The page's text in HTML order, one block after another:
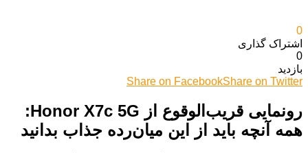
0
اشتراک گذاری‌
0
بازدید
Share on FacebookShare on Twitter
رونمایی قریب‌الوقوع از Honor X7c 5G:
همه آنچه باید از این میان‌رده جذاب بدانید